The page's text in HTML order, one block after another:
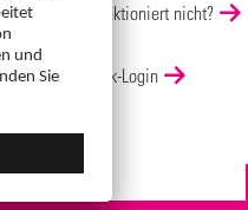
Login funktioniert nicht?
DocCheck-Login